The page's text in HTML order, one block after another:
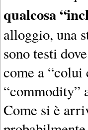
qualcosa
alloggio, una
sono testi
come a
“commodity”
Come si è